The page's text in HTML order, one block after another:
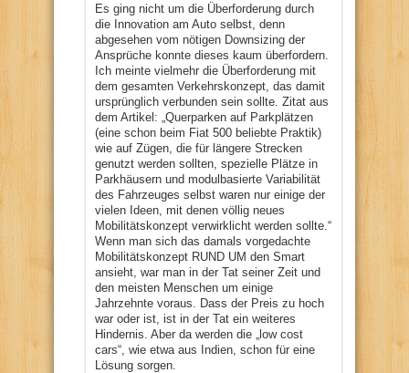
Es ging nicht um die Überforderung durch
die Innovation am Auto selbst, denn
abgesehen vom nötigen Downsizing der
Ansprüche konnte dieses kaum überfordern.
Ich meinte vielmehr die Überforderung mit
dem gesamten Verkehrskonzept, das damit
ursprünglich verbunden sein sollte. Zitat aus
dem Artikel: „Querparken auf Parkplätzen
(eine schon beim Fiat 500 beliebte Praktik)
wie auf Zügen, die für längere Strecken
genutzt werden sollten, spezielle Plätze in
Parkhäusern und modulbasierte Variabilität
des Fahrzeuges selbst waren nur einige der
vielen Ideen, mit denen völlig neues
Mobilitätskonzept verwirklicht werden sollte.“
Wenn man sich das damals vorgedachte
Mobilitätskonzept RUND UM den Smart
ansieht, war man in der Tat seiner Zeit und
den meisten Menschen um einige
Jahrzehnte voraus. Dass der Preis zu hoch
war oder ist, ist in der Tat ein weiteres
Hindernis. Aber da werden die „low cost
cars“, wie etwa aus Indien, schon für eine
Lösung sorgen.